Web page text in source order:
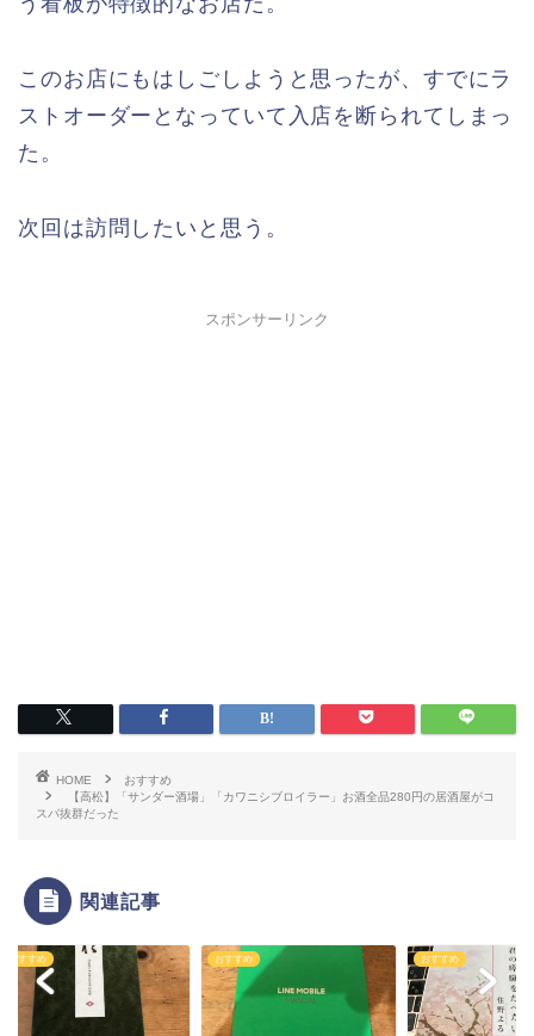
このお店にもはしごしようと思ったが、すでにラ
ストオーダーとなっていて入店を断られてしまっ
た。
次回は訪問したいと思う。
スポンサーリンク
HOME
おすすめ
【高松】「サンダー酒場」「カワニシブロイラー」お酒全品280円の居酒屋がコ
スパ抜群だった
関連記事
おすすめ おすすめ